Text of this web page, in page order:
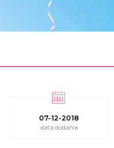
07-12-2018
data dodania